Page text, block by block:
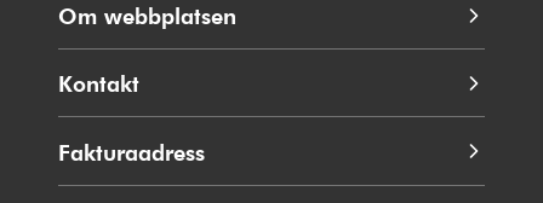
Om webbplatsen
Kontakt
Fakturaadress